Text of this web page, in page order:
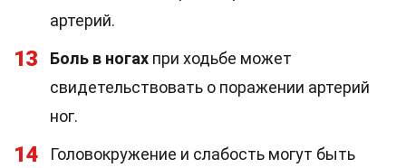
артерий.
13 Боль в ногах при ходьбе может
свидетельствовать о поражении артерий
ног.
14
Головокружение и слабость могут быть